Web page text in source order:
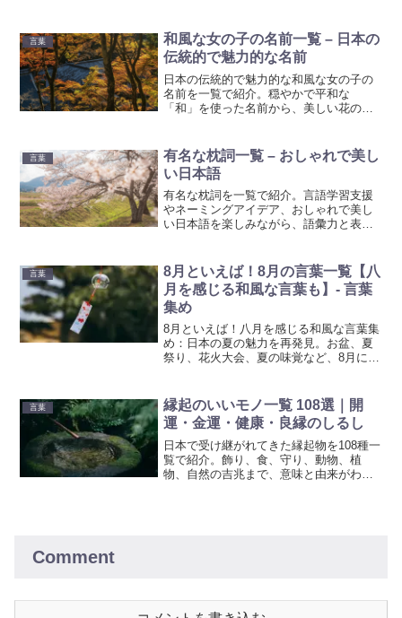
言葉
和風な女の子の名前一覧 – 日本の
伝統的で魅力的な名前
日本の伝統的で魅力的な和風な女の子の
名前を一覧で紹介。穏やかで平和な
「和」を使った名前から、美しい花の和
びに役立つ情報が満載です。
言葉
有名な枕詞一覧 – おしゃれで美し
い日本語
有名な枕詞を一覧で紹介。言語学習支援
やネーミングアイデア、おしゃれで美し
い日本語を楽しみながら、語彙力と表現
言葉
8月といえば！8月の言葉一覧【八
月を感じる和風な言葉も】- 言葉
集め
8月といえば！八月を感じる和風な言葉集
め：日本の夏の魅力を再発見。お盆、夏
祭り、花火大会、夏の味覚など、8月に楽
てください。
言葉
縁起のいいモノ一覧 108選｜開
運・金運・健康・良縁のしるし
日本で受け継がれてきた縁起物を108種一
覧で紹介。飾り、食、守り、動物、植
物、自然の吉兆まで、意味と由来がわか
Comment